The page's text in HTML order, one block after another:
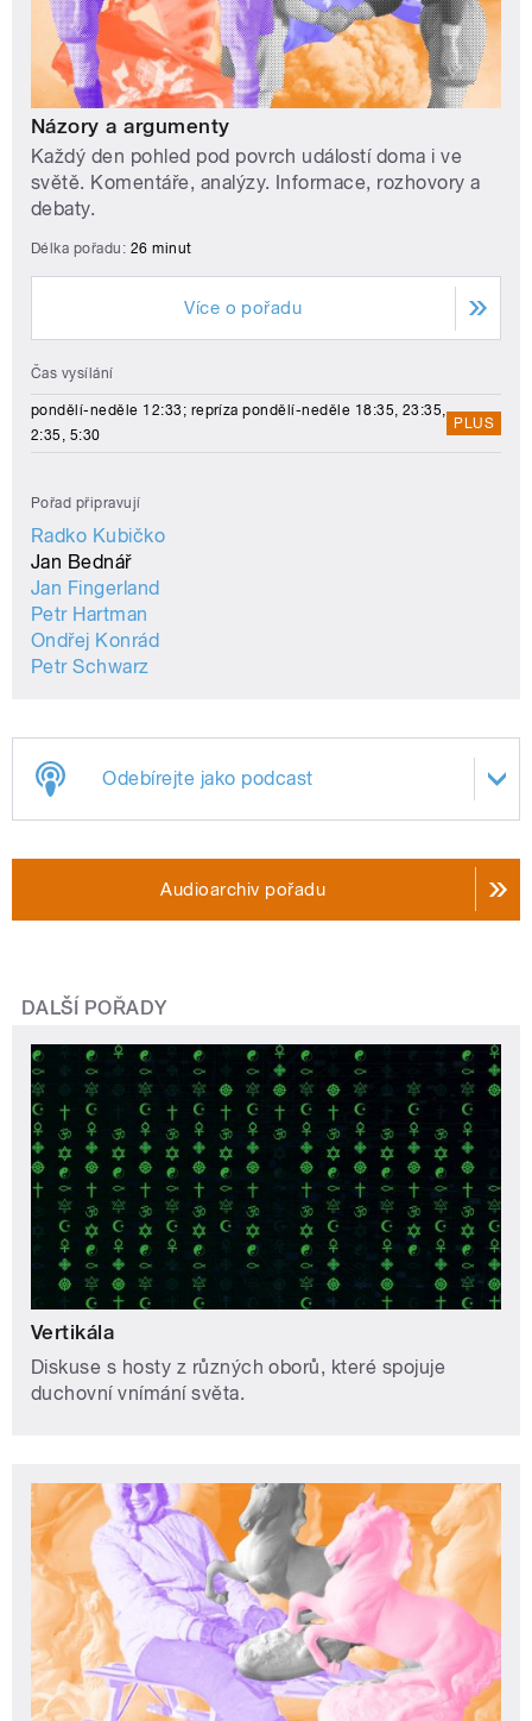
Názory a argumenty
Každý den pohled pod povrch událostí doma i ve
světě. Komentáře, analýzy. Informace, rozhovory a
debaty.
Délka pořadu: 26 minut
Více o pořadu
Čas vysílání
pondělí-neděle 12:33; repríza pondělí-neděle 18:35, 23:35,
2:35, 5:30
PLUS
Pořad připravují
Radko Kubičko
Jan Bednář
Jan Fingerland
Petr Hartman
Ondřej Konrád
Petr Schwarz
Odebírejte jako podcast
Audioarchiv pořadu
DALŠÍ POŘADY
Vertikála
Diskuse s hosty z různých oborů, které spojuje
duchovní vnímání světa.